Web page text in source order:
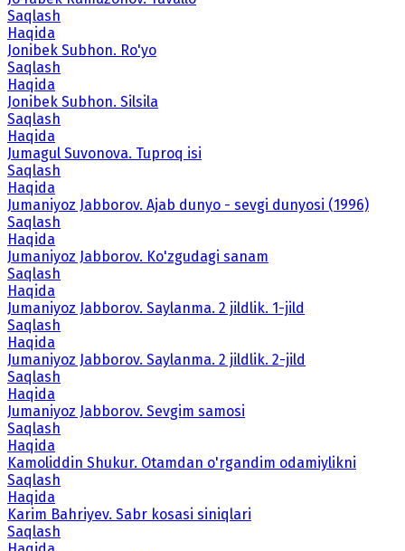
Saqlash
Haqida
Jonibek Subhon. Ro'yo
Saqlash
Haqida
Jonibek Subhon. Silsila
Saqlash
Haqida
Jumagul Suvonova. Tuproq isi
Saqlash
Haqida
Jumaniyoz Jabborov. Ajab dunyo - sevgi dunyosi (1996)
Saqlash
Haqida
Jumaniyoz Jabborov. Ko'zgudagi sanam
Saqlash
Haqida
Jumaniyoz Jabborov. Saylanma. 2 jildlik. 1-jild
Saqlash
Haqida
Jumaniyoz Jabborov. Saylanma. 2 jildlik. 2-jild
Saqlash
Haqida
Jumaniyoz Jabborov. Sevgim samosi
Saqlash
Haqida
Kamoliddin Shukur. Otamdan o'rgandim odamiylikni
Saqlash
Haqida
Karim Bahriyev. Sabr kosasi siniqlari
Saqlash